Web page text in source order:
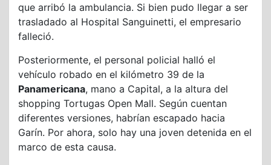
que arribó la ambulancia. Si bien pudo llegar a ser
trasladado al Hospital Sanguinetti, el empresario
falleció.
Posteriormente, el personal policial halló el
vehículo robado en el kilómetro 39 de la
Panamericana, mano a Capital, a la altura del
shopping Tortugas Open Mall. Según cuentan
diferentes versiones, habrían escapado hacia
Garín. Por ahora, solo hay una joven detenida en el
marco de esta causa.